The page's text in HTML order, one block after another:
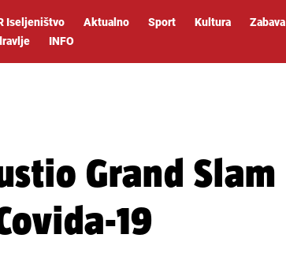
Iseljeništvo Aktualno Sport Kultura Zabava
INFO
Grand Slam
19